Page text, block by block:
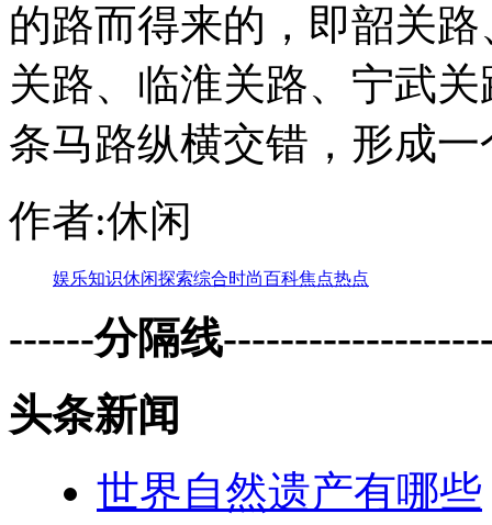
的路而得来的，即韶关
关路、临淮关路、宁武
条马路纵横交错，形成
作者:休闲
娱乐知识休闲探索综合时尚百科焦点热点
------分隔线
头条新闻
世界自然遗产有哪些